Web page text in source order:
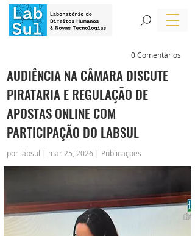
0 Comentários
AUDIÊNCIA NA CÂMARA DISCUTE
PIRATARIA E REGULAÇÃO DE
APOSTAS ONLINE COM
PARTICIPAÇÃO DO LABSUL
por labsul | mar 25, 2026 | Publicações